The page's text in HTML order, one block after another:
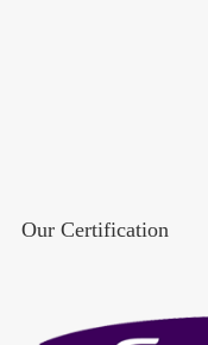
Our Certification